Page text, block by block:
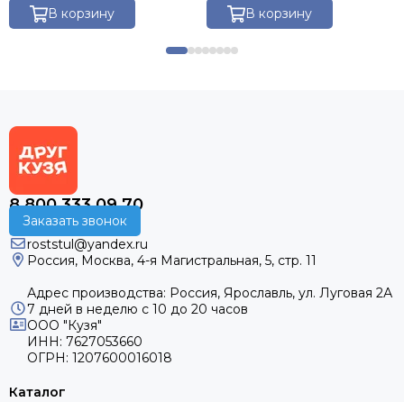
В корзину В корзину
8 800 333 09 70
Заказать звонок
roststul@yandex.ru
Россия, Москва, 4-я Магистральная, 5, стр. 11
Адрес производства: Россия, Ярославль, ул. Луговая 2А
7 дней в неделю с 10 до 20 часов
ООО "Кузя"
ИНН: 7627053660
ОГРН: 1207600016018
Каталог